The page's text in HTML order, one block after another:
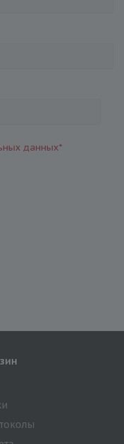
данных*